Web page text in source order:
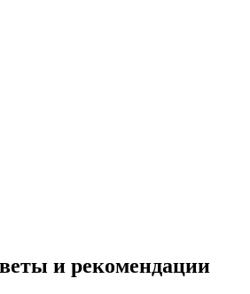
и рекомендации